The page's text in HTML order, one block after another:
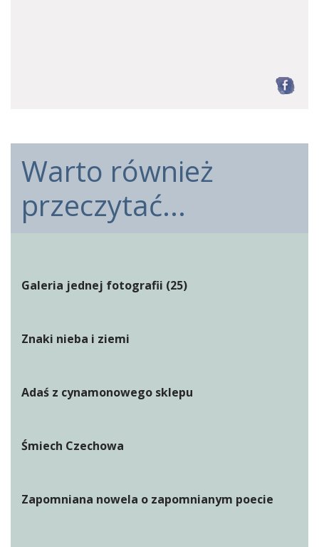
Warto również
przeczytać...
Galeria jednej fotografii (25)
Znaki nieba i ziemi
Adaś z cynamonowego sklepu
Śmiech Czechowa
Zapomniana nowela o zapomnianym poecie